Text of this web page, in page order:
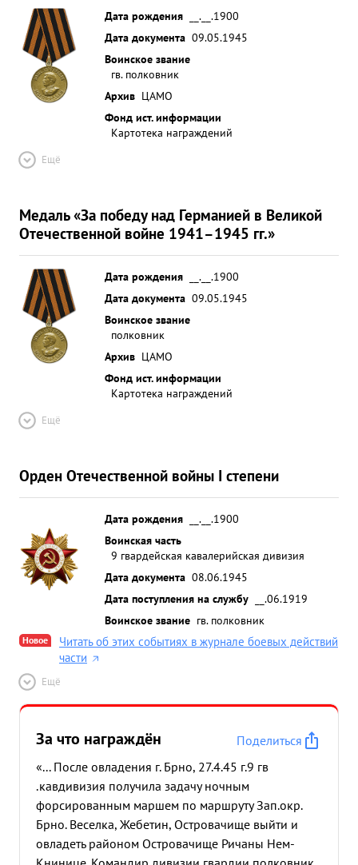
Дата рождения
__.__.1900
Дата документа 09.05.1945
Воинское звание
гв. полковник
Архив ЦАМО
Фонд ист. информации
Картотека награждений
Ещё
Медаль «За победу над Германией в Великой
Отечественной войне 1941–1945 гг.»
Дата рождения
__.__.1900
Дата документа 09.05.1945
Воинское звание
полковник
Архив ЦАМО
Фонд ист. информации
Картотека награждений
Ещё
Орден Отечественной войны I степени
Дата рождения
__.__.1900
Воинская часть
9 гвардейская кавалерийская дивизия
Дата документа 08.06.1945
Дата поступления на службу
__.06.1919
Воинское звание гв. полковник
Новое
Читать об этих событиях в журнале боевых действий
части
Ещё
За что награждён
Поделиться
«... После овладения г. Брно, 27.4.45 г.9 гв
.кавдивизия получила задачу ночным
форсированным маршем по маршруту Зап.окр.
Брно. Веселка, Жебетин, Островачище выйти и
овладеть районом Островачище Ричаны Нем-